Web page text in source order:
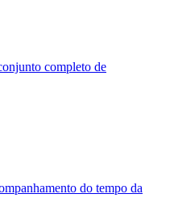
completo de
do tempo da